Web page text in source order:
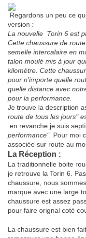
Regardons un peu ce
version :
La nouvelle Torin 6 est
Cette chaussure de
semelle intercalaire en
talon moulé mis à jour
kilomètre. Cette
pour n'importe quelle
quelle distance avec
pour la performance.
Je trouve la description
route de tous les jours"
en revanche je suis
performance". Pour moi
associée sur route au
La Réception :
La traditionnelle boite
je retrouve la Torin 6.
chaussure, nous
marque avec une large
chaussure est assez
pour faire orignal coté
La chaussure est bien